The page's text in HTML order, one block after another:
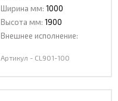
Ширина мм: 1000
Высота мм: 1900
Внешнее исполнение:
Артикул - CL901-100